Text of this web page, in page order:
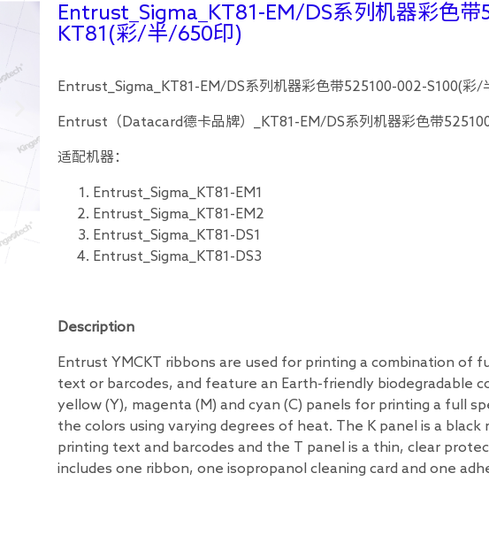
Entrust_Sigma_KT81-EM/DS系列机器彩色带
KT81(彩/半/650印)
Entrust_Sigma_KT81-EM/DS系列机器彩色带525100-002-S100(彩/
Entrust（Datacard德卡品牌）_KT81-EM/DS系列机器彩色带
适配机器：
Entrust_Sigma_KT81-EM1
Entrust_Sigma_KT81-EM2
Entrust_Sigma_KT81-DS1
Entrust_Sigma_KT81-DS3
Description
Entrust YMCKT ribbons are used for printing a combination of
text or barcodes, and feature an Earth-friendly biodegradable
yellow (Y), magenta (M) and cyan (C) panels for printing a full
the colors using varying degrees of heat. The K panel is a
printing text and barcodes and the T panel is a thin, clear
includes one ribbon, one isopropanol cleaning card and one